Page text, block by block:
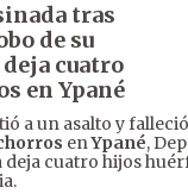
tras
de su
cuatro
en Ypané
a un asalto y
enYpané,
cuatro hijos